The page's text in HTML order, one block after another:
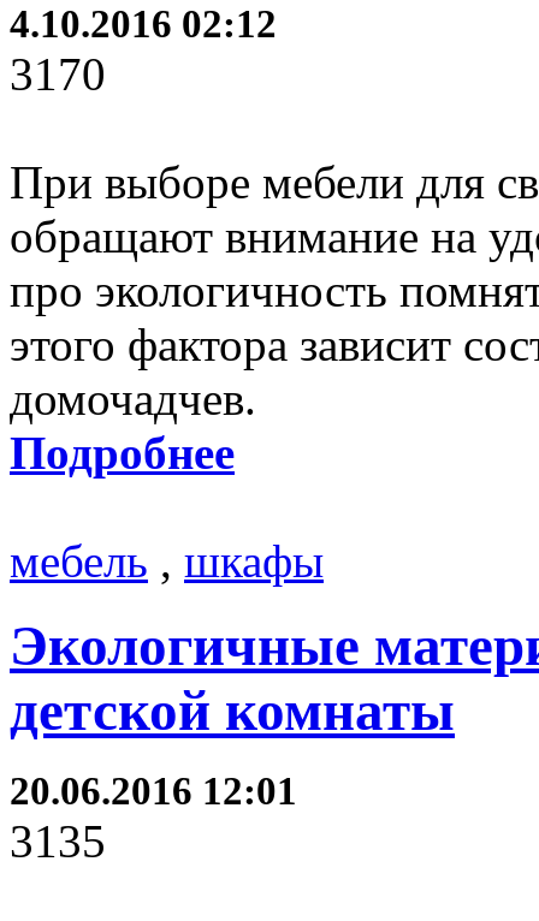
4.10.2016 02:12
3170
При выборе мебели для
обращают внимание на
про экологичность
этого фактора зависит
домочадчев.
Подробнее
мебель , шкафы
Экологичные
детской комнаты
20.06.2016 12:01
3135